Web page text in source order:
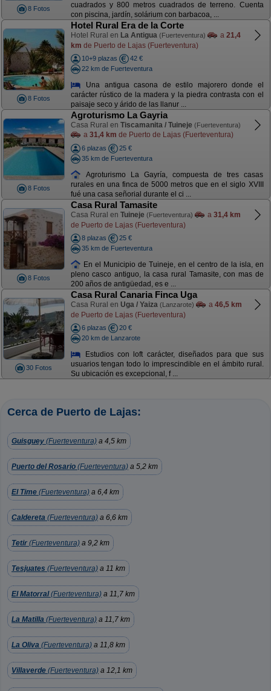
8 Fotos
cuadrados y 800 metros cuadrados de terreno. Cuenta
con piscina, jardín, solárium con barbacoa, ...
8 Fotos
Hotel Rural Era de la Corte
Hotel Rural en La Antigua (Fuerteventura) a 21,4
km de Puerto de Lajas (Fuerteventura)
10+9 plazas
42 €
22 km de Fuerteventura
Una antigua casona de estilo majorero donde el
carácter rústico de la madera y la piedra contrasta con el
paisaje seco y árido de las llanur ...
8 Fotos
Agroturismo La Gayria
Casa Rural en Tiscamanita / Tuineje (Fuerteventura)
a 31,4 km de Puerto de Lajas (Fuerteventura)
6 plazas
25 €
35 km de Fuerteventura
Agroturismo La Gayría, compuesta de tres casas
rurales en una finca de 5000 metros que en el siglo XVIII
fué una casa señorial durante el ci ...
8 Fotos
Casa Rural Tamasite
Casa Rural en Tuineje (Fuerteventura) a 31,4 km
de Puerto de Lajas (Fuerteventura)
8 plazas
25 €
35 km de Fuerteventura
En el Municipio de Tuineje, en el centro de la isla, en
pleno casco antiguo, la casa rural Tamasite, con mas de
200 años de antigüedad, es e ...
30 Fotos
Casa Rural Canaria Finca Uga
Casa Rural en Uga / Yaiza (Lanzarote) a 46,5 km
de Puerto de Lajas (Fuerteventura)
6 plazas
20 €
20 km de Lanzarote
Estudios con loft carácter, diseñados para que sus
usuarios tengan todo lo imprescindible en el ámbito rural.
Su ubicación es excepcional, f ...
Cerca de Puerto de Lajas:
Guisguey (Fuerteventura) a 4,5 km
Puerto del Rosario (Fuerteventura) a 5,2 km
El Time (Fuerteventura) a 6,4 km
Caldereta (Fuerteventura) a 6,6 km
Tetir (Fuerteventura) a 9,2 km
Tesjuates (Fuerteventura) a 11 km
El Matorral(Fuerteventura) a 11,7 km
La Matilla (Fuerteventura) a 11,7 km
La Oliva (Fuerteventura) a 11,8 km
Villaverde (Fuerteventura) a 12,1 km